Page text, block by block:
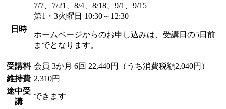
日時
7/7、7/21、8/4、8/18、9/1、9/15
第1・3火曜日 10:30～12:30
ホームページからのお申し込みは、受講日の5日前
までとなります。
受講料 会員 3か月 6回 22,440円（うち消費税額2,040円）
維持費 2,310円
途中受
講
できます